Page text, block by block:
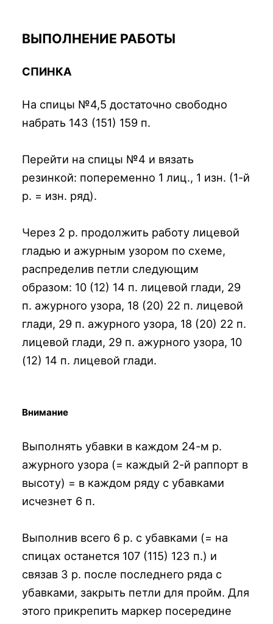
ВЫПОЛНЕНИЕ РАБОТЫ
СПИНКА
На спицы №4,5 достаточно свободно
набрать 143 (151) 159 п.
Перейти на спицы №4 и вязать
резинкой: попеременно 1 лиц., 1 изн. (1-й
р. = изн. ряд).
Через 2 р. продолжить работу лицевой
гладью и ажурным узором по схеме,
распределив петли следующим
образом: 10 (12) 14 п. лицевой глади, 29
п. ажурного узора, 18 (20) 22 п. лицевой
глади, 29 п. ажурного узора, 18 (20) 22 п.
лицевой глади, 29 п. ажурного узора, 10
(12) 14 п. лицевой глади.
Внимание
Выполнять убавки в каждом 24-м р.
ажурного узора (= каждый 2-й раппорт в
высоту) = в каждом ряду с убавками
исчезнет 6 п.
Выполнив всего 6 р. с убавками (= на
спицах останется 107 (115) 123 п.) и
связав 3 р. после последнего ряда с
убавками, закрыть петли для пройм. Для
этого прикрепить маркер посередине